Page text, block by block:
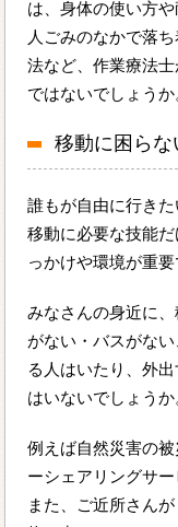
は、身体の使い方
人ごみのなかで落
法など、作業療法
ではないでしょうか
移動に困らな
誰もが自由に行き
移動に必要な技能
っかけや環境が重要
みなさんの身近に
がない・バスがな
る人はいたり、外
はいないでしょうか
例えば自然災害の
ーシェアリングサ
また、ご近所さん